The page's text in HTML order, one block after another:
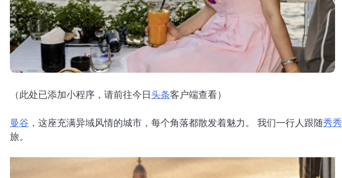
（此处已添加小程序，请前往今日头条客户端查看）
曼谷 ，这座充满异域风情的城市，每个角落都散发着魅力。 我们一行人跟随秀秀
旅。